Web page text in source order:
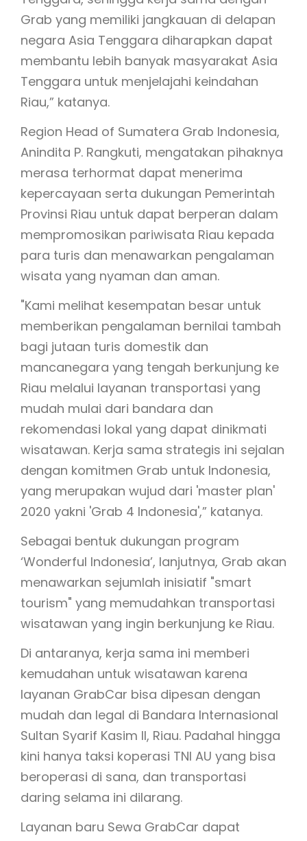
Grab yang memiliki jangkauan di delapan
negara Asia Tenggara diharapkan dapat
membantu lebih banyak masyarakat Asia
Tenggara untuk menjelajahi keindahan
Riau,” katanya.
Region Head of Sumatera Grab Indonesia,
Anindita P. Rangkuti, mengatakan pihaknya
merasa terhormat dapat menerima
kepercayaan serta dukungan Pemerintah
Provinsi Riau untuk dapat berperan dalam
mempromosikan pariwisata Riau kepada
para turis dan menawarkan pengalaman
wisata yang nyaman dan aman.
"Kami melihat kesempatan besar untuk
memberikan pengalaman bernilai tambah
bagi jutaan turis domestik dan
mancanegara yang tengah berkunjung ke
Riau melalui layanan transportasi yang
mudah mulai dari bandara dan
rekomendasi lokal yang dapat dinikmati
wisatawan. Kerja sama strategis ini sejalan
dengan komitmen Grab untuk Indonesia,
yang merupakan wujud dari 'master plan'
2020 yakni 'Grab 4 Indonesia',” katanya.
Sebagai bentuk dukungan program
‘Wonderful Indonesia’, lanjutnya, Grab akan
menawarkan sejumlah inisiatif "smart
tourism" yang memudahkan transportasi
wisatawan yang ingin berkunjung ke Riau.
Di antaranya, kerja sama ini memberi
kemudahan untuk wisatawan karena
layanan GrabCar bisa dipesan dengan
mudah dan legal di Bandara Internasional
Sultan Syarif Kasim II, Riau. Padahal hingga
kini hanya taksi koperasi TNI AU yang bisa
beroperasi di sana, dan transportasi
daring selama ini dilarang.
Layanan baru Sewa GrabCar dapat